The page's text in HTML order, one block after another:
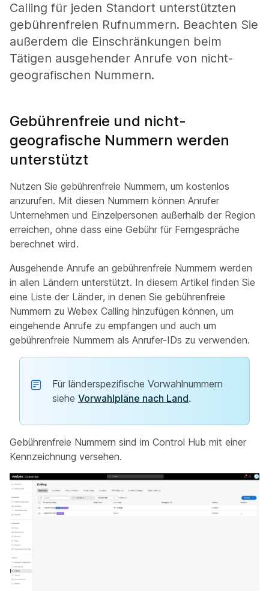
Calling für jeden Standort unterstützten
gebührenfreien Rufnummern. Beachten Sie
außerdem die Einschränkungen beim
Tätigen ausgehender Anrufe von nicht-
geografischen Nummern.
Gebührenfreie und nicht-
geografische Nummern werden
unterstützt
Nutzen Sie gebührenfreie Nummern, um kostenlos
anzurufen. Mit diesen Nummern können Anrufer
Unternehmen und Einzelpersonen außerhalb der Region
erreichen, ohne dass eine Gebühr für Ferngespräche
berechnet wird.
Ausgehende Anrufe an gebührenfreie Nummern werden
in allen Ländern unterstützt. In diesem Artikel finden Sie
eine Liste der Länder, in denen Sie gebührenfreie
Nummern zu Webex Calling hinzufügen können, um
eingehende Anrufe zu empfangen und auch um
gebührenfreie Nummern als Anrufer-IDs zu verwenden.
Für länderspezifische Vorwahlnummern
siehe Vorwahlpläne nach Land.
Gebührenfreie Nummern sind im Control Hub mit einer
Kennzeichnung versehen.